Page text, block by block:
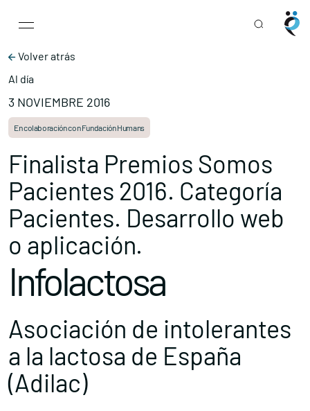
Main Navigation
Volver atrás
Al día
3 NOVIEMBRE 2016
En colaboración con Fundación Humans
Finalista Premios Somos
Pacientes 2016. Categoría
Pacientes. Desarrollo web
o aplicación.
Infolactosa
Asociación de intolerantes
a la lactosa de España
(Adilac)